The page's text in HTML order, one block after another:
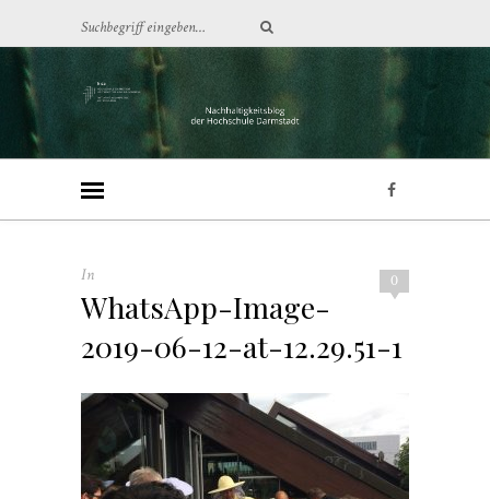
0
In
WhatsApp-Image-
2019-06-12-at-12.29.51-1